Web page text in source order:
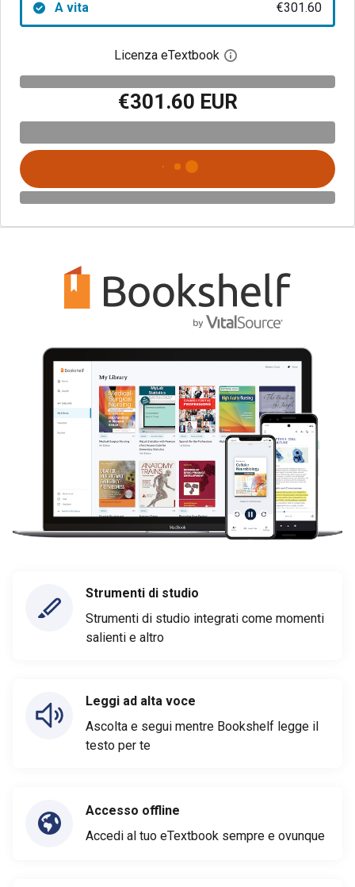
A vita €301.60
Licenza eTextbook Apri la finestra di
€301.60 EUR
Strumenti di studio
Strumenti di studio integrati come momenti
salienti e altro
Leggi ad alta voce
Ascolta e segui mentre Bookshelf legge il
testo per te
Accesso offline
Accedi al tuo eTextbook sempre e ovunque